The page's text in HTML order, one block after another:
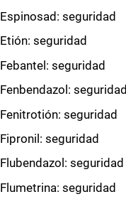
Espinosad: seguridad
Etión: seguridad
Febantel: seguridad
Fenbendazol: seguridad
Fenitrotión: seguridad
Fipronil: seguridad
Flubendazol: seguridad
Flumetrina: seguridad